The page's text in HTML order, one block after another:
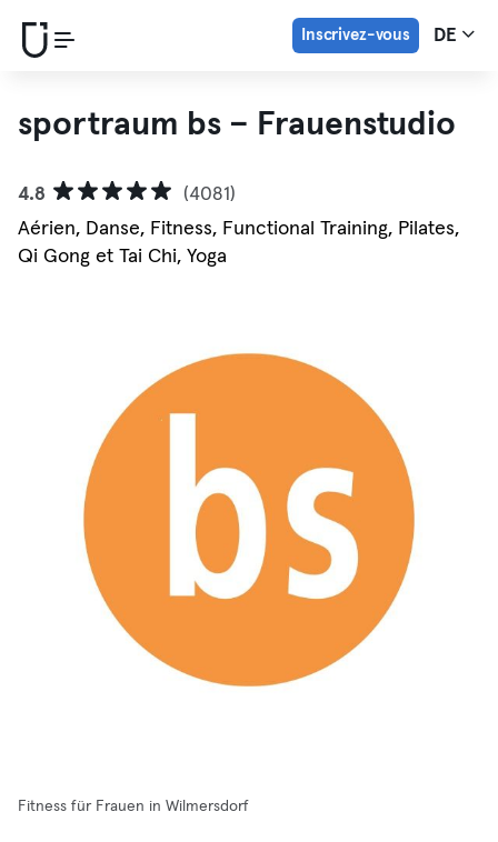
Inscrivez-vous DE
sportraum bs – Frauenstudio
4.8
(4081)
Aérien, Danse, Fitness, Functional Training, Pilates,
Qi Gong et Tai Chi, Yoga
Fitness für Frauen in Wilmersdorf